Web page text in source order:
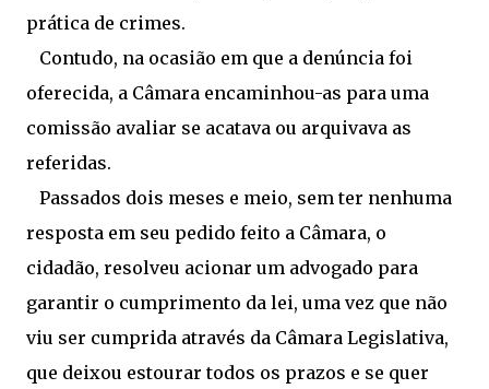
prática de crimes.
Contudo, na ocasião em que a denúncia foi
oferecida, a Câmara encaminhou-as para uma
comissão avaliar se acatava ou arquivava as
referidas.
Passados dois meses e meio, sem ter nenhuma
resposta em seu pedido feito a Câmara, o
cidadão, resolveu acionar um advogado para
garantir o cumprimento da lei, uma vez que não
viu ser cumprida através da Câmara Legislativa,
que deixou estourar todos os prazos e se quer